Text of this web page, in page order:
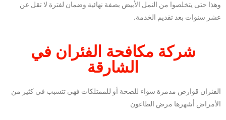
وهذا حتى يتخلصوا من النمل الأبيض بصفة نهائية وضمان لفترة لا تقل عن
عشر سنوات بعد تقديم الخدمة.
شركة مكافحة الفئران في
الشارقة
الفئران قوارض مدمرة سواء للصحة أو للممتلكات فهي تتسبب في كثير من
الأمراض أشهرها مرض الطاعون